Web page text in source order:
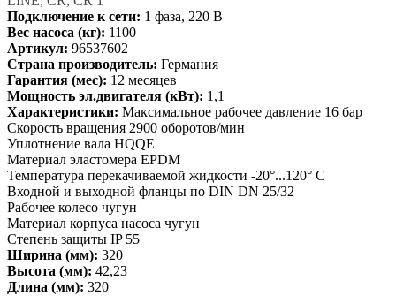
Подключение к сети: 1 фаза, 220 В
Вес насоса (кг): 1100
Артикул: 96537602
Страна производитель: Германия
Гарантия (мес): 12 месяцев
Мощность эл.двигателя (кВт): 1,1
Характеристики: Максимальное рабочее давление 16 бар
Скорость вращения 2900 оборотов/мин
Уплотнение вала HQQE
Материал эластомера EPDM
Температура перекачиваемой жидкости -20°...120° C
Входной и выходной фланцы по DIN DN 25/32
Рабочее колесо чугун
Материал корпуса насоса чугун
Степень защиты IP 55
Ширина (мм): 320
Высота (мм): 42,23
Длина (мм): 320